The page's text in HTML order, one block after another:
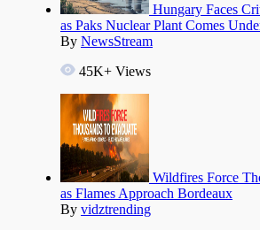
Hungary Faces
as Paks Nuclear Plant Comes
By NewsStream
45K+ Views
Wildfires Force
as Flames Approach Bordeaux
By vidztrending